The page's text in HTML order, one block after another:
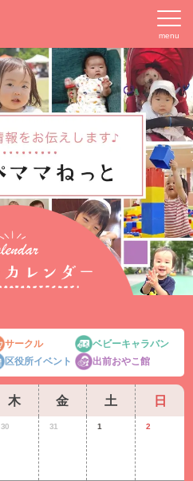
2026年
10月
2026年
11
サークル
区役所イベント
ベビーキャラバン
出前おやこ館
木 金 土 日
30 31 1 2